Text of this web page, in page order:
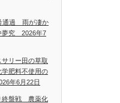
通過 雨が凄か
究 2026年7
サリー田の草取
肥料不使用の
年6月22日
終盤戦 農薬化